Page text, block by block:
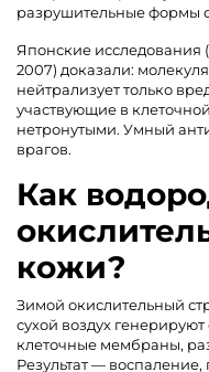
разрушительные формы
Японские исследования
2007) доказали:
нейтрализует только
участвующие в
нетронутыми. Умный
врагов.
Как
кожи?
Зимой окислительный
сухой воздух
клеточные мембраны,
Результат —